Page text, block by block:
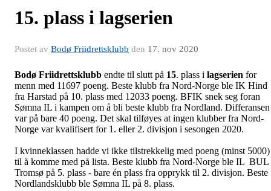
15. plass i lagserien
Postet av Bodø Friidrettsklubb den 17. nov 2020
Bodø Friidrettsklubb endte til slutt på 15. plass i lagserien for
menn med 11697 poeng. Beste klubb fra Nord-Norge ble IK Hind
fra Harstad på 10. plass med 12033 poeng. BFIK snek seg foran
Sømna IL i kampen om å bli beste klubb fra Nordland. Differansen
var på bare 40 poeng. Det skal tilføyes at ingen klubber fra Nord-
Norge var kvalifisert for 1. eller 2. divisjon i sesongen 2020.
I kvinneklassen hadde vi ikke tilstrekkelig med poeng (minst 5000)
til å komme med på lista. Beste klubb fra Nord-Norge ble IL BUL
Tromsø på 5. plass - bare én plass fra opprykk til 2. divisjon. Beste
Nordlandsklubb ble Sømna IL på 8. plass.